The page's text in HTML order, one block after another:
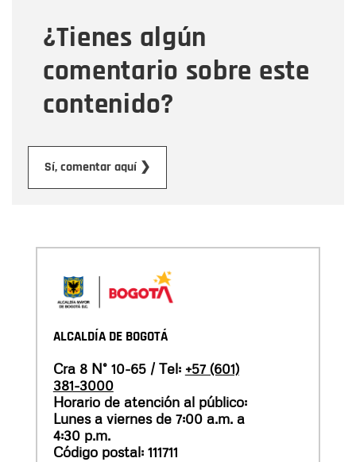
¿Tienes algún
comentario sobre este
contenido?
Sí, comentar aquí ❯
Mensaje
ALCALDÍA DE BOGOTÁ
Cra 8 N° 10-65 / Tel: +57 (601)
381-3000
Horario de atención al público:
Lunes a viernes de 7:00 a.m. a
4:30 p.m.
Código postal: 111711